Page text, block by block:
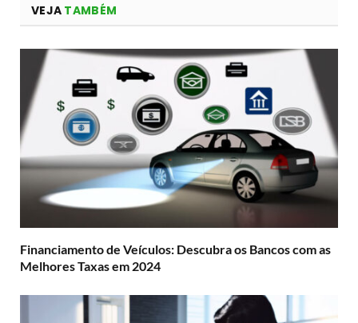
VEJA TAMBÉM
Financiamento de Veículos: Descubra os Bancos com as
Melhores Taxas em 2024